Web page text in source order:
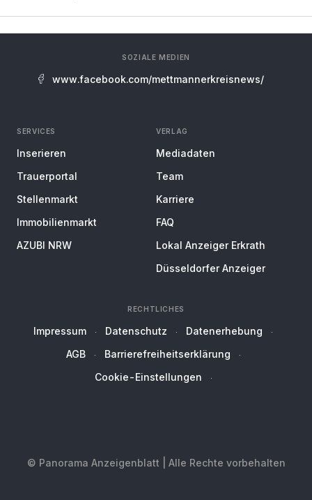
SOZIALE MEDIEN
www.facebook.com/mettmannerkreisnews/
SERVICES
Inserieren
Trauerportal
Stellenmarkt
Immobilienmarkt
AZUBI NRW
VERLAG
Mediadaten
Team
Karriere
FAQ
Lokal Anzeiger Erkrath
Düsseldorfer Anzeiger
RECHTLICHES
Impressum Datenschutz
Datenerhebung
AGB
Barrierefreiheitserklärung
Cookie-Einstellungen
© Panorama Anzeigenblatt | Alle Rechte vorbehalten